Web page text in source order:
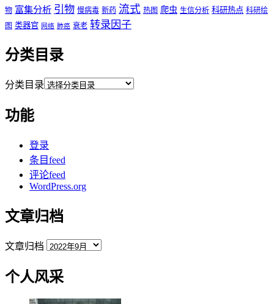
物 富集分析 引物 慢病毒 新药 流式 热图 爬虫 生信分析 科研热点 科研绘
图 类器官 网络 肺癌 衰老 转录因子
分类目录
分类目录
功能
登录
条目feed
评论feed
WordPress.org
文章归档
文章归档
个人风采